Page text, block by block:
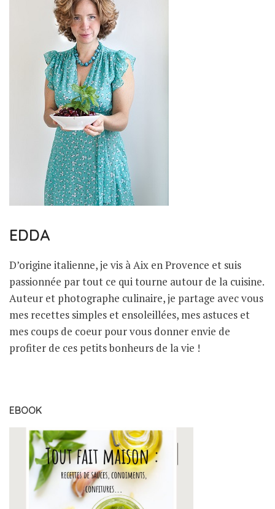
EDDA
D’origine italienne, je vis à Aix en Provence et suis
passionnée par tout ce qui tourne autour de la cuisine.
Auteur et photographe culinaire, je partage avec vous
mes recettes simples et ensoleillées, mes astuces et
mes coups de coeur pour vous donner envie de
profiter de ces petits bonheurs de la vie !
EBOOK